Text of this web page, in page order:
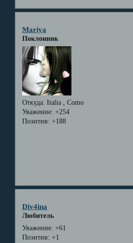
Mariya
Поклонник
Откуда: Italia , Como
Уважение: +254
Позитив: +188
Div4ina
Любитель
Уважение: +61
Позитив: +1